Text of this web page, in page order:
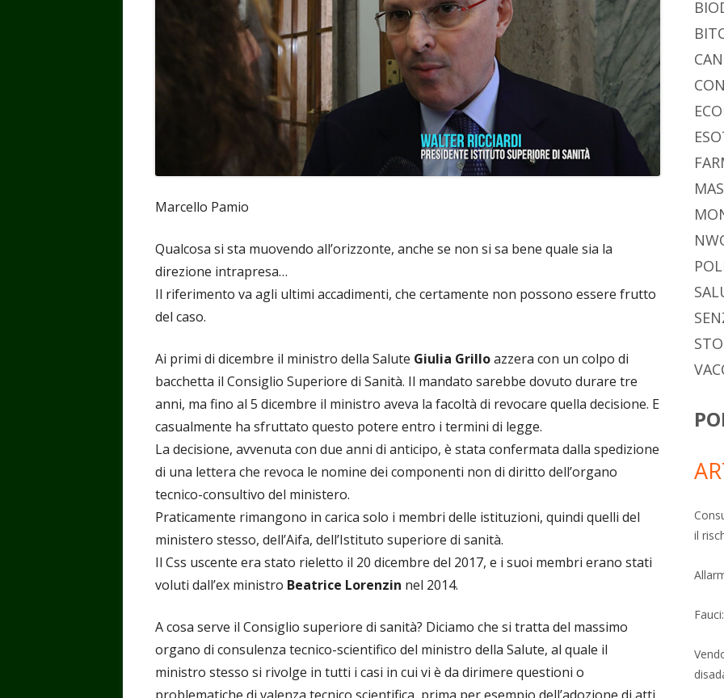
Marcello Pamio
Qualcosa si sta muovendo all’orizzonte, anche se non si sa bene quale sia la
direzione intrapresa…
Il riferimento va agli ultimi accadimenti, che certamente non possono essere frutto
del caso.
Ai primi di dicembre il ministro della Salute Giulia Grilloazzera con un colpo di
bacchetta il Consiglio Superiore di Sanità. Il mandato sarebbe dovuto durare tre
anni, ma fino al 5 dicembre il ministro aveva la facoltà di revocare quella decisione. E
casualmente ha sfruttato questo potere entro i termini di legge.
La decisione, avvenuta con due anni di anticipo, è stata confermata dalla spedizione
di una lettera che revoca le nomine dei componenti non di diritto dell’organo
tecnico-consultivo del ministero.
Praticamente rimangono in carica solo i membri delle istituzioni, quindi quelli del
ministero stesso, dell’Aifa, dell’Istituto superiore di sanità.
Il Css uscente era stato rieletto il 20 dicembre del 2017, e i suoi membri erano stati
voluti dall’ex ministro Beatrice Lorenzin nel 2014.
A cosa serve il Consiglio superiore di sanità? Diciamo che si tratta del massimo
organo di consulenza tecnico-scientifico del ministro della Salute, al quale il
ministro stesso si rivolge in tutti i casi in cui vi è da dirimere questioni o
il